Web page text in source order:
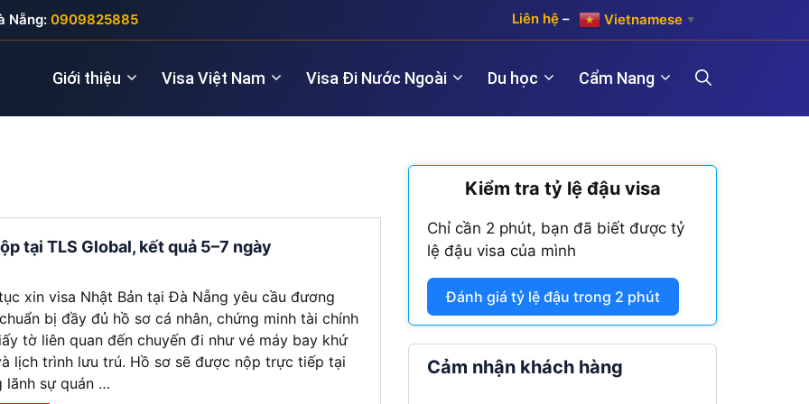
Liên hệ – Vietnamese ▼
Nẵng: 0909825885
Giới thiệu Visa Việt Nam
Cho chuyên gia
Thăm thân (3 năm)
Hợp pháp hóa lãnh sự Hàn Quốc
Hợp pháp hóa lãnh sự Trung Quốc
Visa Đi Nước Ngoài
Visa Pháp
Visa Maroc
Visa Nam Phi
Visa Algeria
Du học Cẩm Nang
tại TLS Global, kết quả 5–7 ngày
xin visa Nhật Bản tại Đà Nẵng yêu cầu đương
bị đầy đủ hồ sơ cá nhân, chứng minh tài chính
tờ liên quan đến chuyến đi như vé máy bay khứ
lịch trình lưu trú. Hồ sơ sẽ được nộp trực tiếp tại
lãnh sự quán …
Kiểm tra tỷ lệ đậu visa
Chỉ cần 2 phút, bạn đã biết được tỷ
lệ đậu visa của mình
Đánh giá tỷ lệ đậu trong 2 phút
Cảm nhận khách hàng